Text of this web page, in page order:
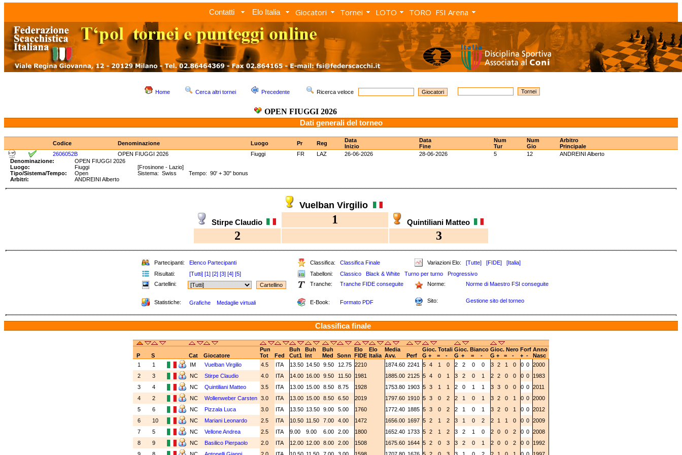
Contatti Elo Italia Giocatori Tornei LOTO TORO FSI Arena
Home Cerca altri tornei Precedente Ricerca veloce
OPEN FIUGGI 2026
Dati generali del torneo
Codice Denominazione Luogo Pr Reg
Data
Inizio
Data
Fine
Num
Tur
Num
Gio
Arbitro
Principale
2606052B
OPEN FIUGGI 2026 Fiuggi FR LAZ 26-06-2026 28-06-2026 5 12
ANDREINI Alberto
Denominazione:
OPEN FIUGGI 2026
Luogo:
Fiuggi
[Frosinone - Lazio]
Tipo/Sistema/Tempo:
Open
Sistema: Swiss Tempo: 90' + 30" bonus
Arbitri:
ANDREINI Alberto
Vuelban Virgilio
Stirpe Claudio 1 Quintiliani Matteo
2 3
Partecipanti: Elenco Partecipanti Classifica: Classifica Finale Variazioni Elo: [Tutte] [FIDE]
[Italia]
Risultati:
[Tutti] [1] [2] [3] [4] [5] Tabelloni: Classico Black & White Turno per turno
Progressivo
Cartellini:
Tranche: Tranche FIDE conseguite Norme: Norme di Maestro FSI conseguite
Statistiche: Grafiche Medaglie virtuali E-Book: Formato PDF Sito: Gestione sito del torneo
Classifica finale
Pun Buh Buh Buh Elo Elo Media Gioc. Totali Gioc. Bianco Gioc. Nero Forf Anno
P
S Cat Giocatore Tot Fed Cut1 Int Med Sonn FIDE Italia Avv. Perf G + = - G + = - G + = - + -
Nasc
1
1 IM Vuelban Virgilio 4.5 ITA 13.50 14.50 9.50 12.75 2210 1874.60 2241 5 4 1 0 2 2 0 0 3 2 1 0 0 0 2000
2
3 NC Stirpe Claudio 4.0 ITA 14.00 16.00 9.50 11.50 1981 1885.00 2125 5 4 0 1 3 2 0 1 2 2 0 0 0 0
1983
3
4 NC Quintiliani Matteo 3.5 ITA 13.00 15.00 8.50 8.75 1928 1753.80 1903 5 3 1 1 2 0 1 1 3 3 0 0 0 0 2011
4
2 NC Wollenweber Carsten 3.0 ITA 13.00 15.00 8.50 6.50 2019 1797.60 1910 5 3 0 2 2 1 0 1 3 2 0 1 0 0 2000
5
6 NC Pizzala Luca 3.0 ITA 13.50 13.50 9.00 5.00 1760 1772.40 1885 5 3 0 2 2 1 0 1 3 2 0 1 0 0 2012
6
10 NC Mariani Leonardo 2.5 ITA 10.50 11.50 7.00 4.00 1472 1656.00 1697 5 2 1 2 3 1 0 2 2 1 1 0 0 0 2009
7
5 NC Vellone Andrea 2.5 ITA 9.00 9.00 6.00 2.00 1800 1652.40 1733 5 2 1 2 3 2 1 0 2 0 0 2 0 0 2008
8
9 NC Basilico Pierpaolo 2.0 ITA 12.00 12.00 8.00 2.00 1508 1675.60 1644 5 2 0 3 3 2 0 1 2 0 0 2 0 0
1992